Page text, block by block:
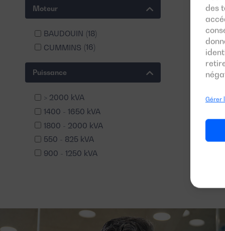
des
Gérer
Moteur
BAUDOUIN (18)
CUMMINS (16)
Puissance
> 2000 kVA
1400 - 1650 kVA
1800 - 2000 kVA
550 - 825 kVA
900 - 1250 kVA